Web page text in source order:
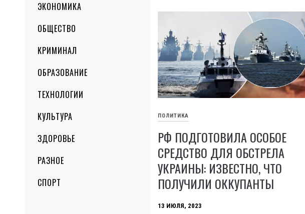
ЭКОНОМИКА
ОБЩЕСТВО
КРИМИНАЛ
ОБРАЗОВАНИЕ
ТЕХНОЛОГИИ
КУЛЬТУРА
ЗДОРОВЬЕ
РАЗНОЕ
СПОРТ
ПОЛИТИКА
РФ ПОДГОТОВИЛА ОСОБОЕ
СРЕДСТВО ДЛЯ ОБСТРЕЛА
УКРАИНЫ: ИЗВЕСТНО, ЧТО
ПОЛУЧИЛИ ОККУПАНТЫ
13 ИЮЛЯ, 2023